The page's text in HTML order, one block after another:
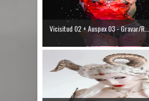
Vicisitud 02 + Auspex 03 - Gravar/R...